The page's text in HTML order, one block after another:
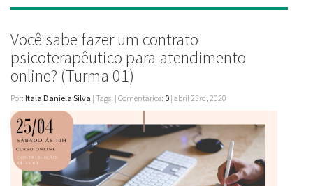
Você sabe fazer um contrato
psicoterapêutico para atendimento
online? (Turma 01)
Por: Itala Daniela Silva | Tags: | Comentários: 0 | abril 23rd, 2020